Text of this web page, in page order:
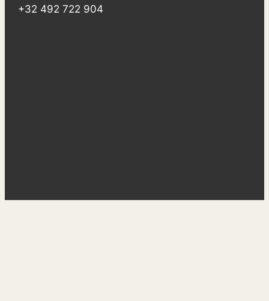
+32 492 722 904